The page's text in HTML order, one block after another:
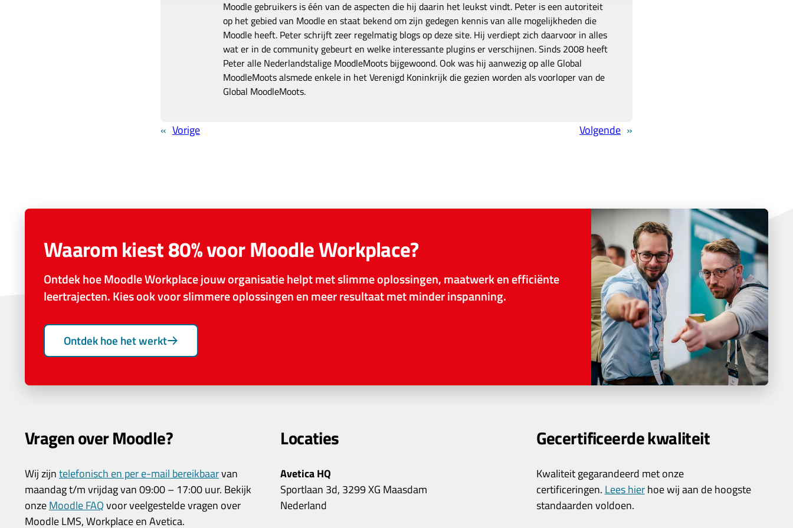
Moodle gebruikers is één van de aspecten die hij daarin het leukst vindt. Peter is een autoriteit
op het gebied van Moodle en staat bekend om zijn gedegen kennis van alle mogelijkheden die
Moodle heeft. Peter schrijft zeer regelmatig blogs op deze site. Hij verdiept zich daarvoor in alles
wat er in de community gebeurt en welke interessante plugins er verschijnen. Sinds 2008 heeft
Peter alle Nederlandstalige MoodleMoots bijgewoond. Ook was hij aanwezig op alle Global
MoodleMoots alsmede enkele in het Verenigd Koninkrijk die gezien worden als voorloper van de
Global MoodleMoots.
« Vorige Volgende »
Waarom kiest 80% voor Moodle Workplace?
Ontdek hoe Moodle Workplace jouw organisatie helpt met slimme oplossingen, maatwerk en efficiënte
leertrajecten. Kies ook voor slimmere oplossingen en meer resultaat met minder inspanning.
Ontdek hoe het werkt
Vragen over Moodle?
Wij zijntelefonisch en per e-mail bereikbaarvan
maandag t/m vrijdag van 09:00 – 17:00 uur. Bekijk
onzeMoodle FAQvoor veelgestelde vragen over
Moodle LMS, Workplace en Avetica.
Locaties
Avetica HQ
Sportlaan 3d, 3299 XG Maasdam
Nederland
Gecertificeerde kwaliteit
Kwaliteit gegarandeerd met onze
certificeringen. Lees hierhoe wij aan de hoogste
standaarden voldoen.